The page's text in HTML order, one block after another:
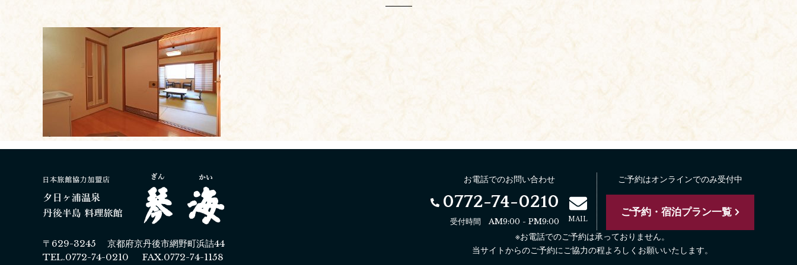
〒629-3245 京都府京丹後市網野町浜詰44
TEL.0772-74-0210 FAX.0772-74-1158
お電話でのお問い合わせ
0772-74-0210
受付時間 AM9:00 - PM9:00 MAIL
ご予約はオンラインでのみ受付中
ご予約・宿泊プラン一覧
※お電話でのご予約は承っておりません。
当サイトからのご予約にご協力の程よろしくお願いいたします。